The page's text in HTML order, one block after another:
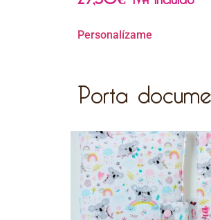
Personalízame
Porta